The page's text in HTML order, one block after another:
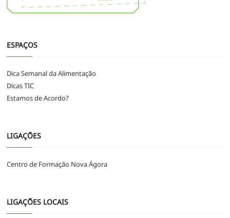
ESPAÇOS
Dica Semanal da Alimentação
Dicas TIC
Estamos de Acordo?
LIGAÇÕES
Centro de Formação Nova Ágora
LIGAÇÕES LOCAIS